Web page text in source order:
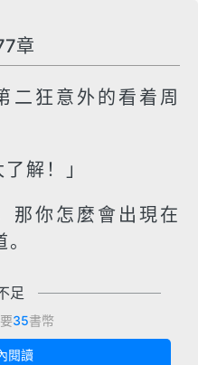
章
二狂意外的看着周
解！」
那你怎麼會出現在
足
35書幣
閱讀